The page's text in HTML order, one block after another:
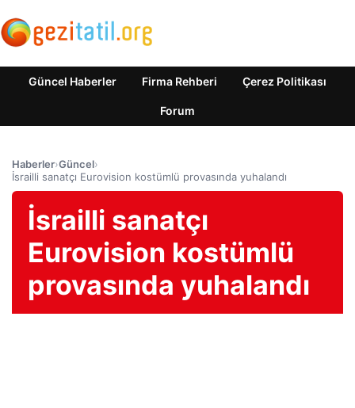
Güncel Haberler Firma Rehberi Çerez Politikası
Forum
Haberler›Güncel›
İsrailli sanatçı Eurovision kostümlü provasında yuhalandı
İsrailli sanatçı
Eurovision kostümlü
provasında yuhalandı